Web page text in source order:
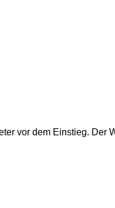
vor dem Einstieg. Der